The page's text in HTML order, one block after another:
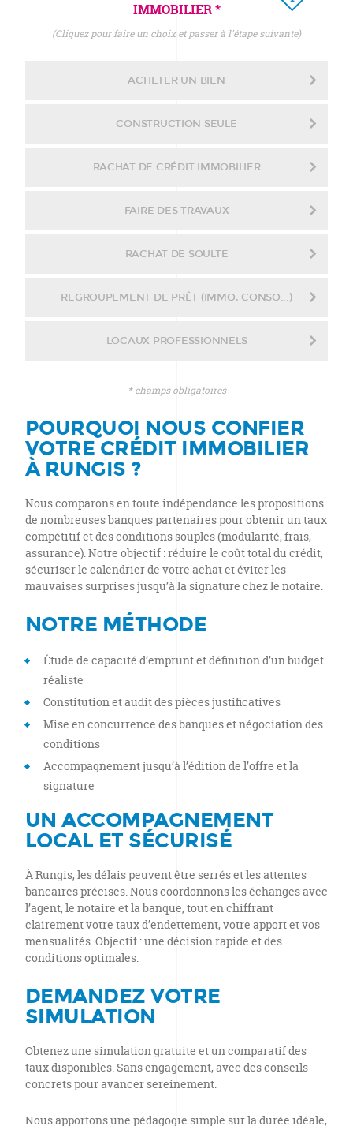
IMMOBILIER *
(cliquez pour faire un choix et passer à l'étape suivante)
ACHETER UN BIEN
CONSTRUCTION SEULE
RACHAT DE CRÉDIT IMMOBILIER
FAIRE DES TRAVAUX
RACHAT DE SOULTE
REGROUPEMENT DE PRÊT (IMMO, CONSO...)
LOCAUX PROFESSIONNELS
* champs obligatoires
POURQUOI NOUS CONFIER
VOTRE CRÉDIT IMMOBILIER
À RUNGIS ?
Nous comparons en toute indépendance les propositions
de nombreuses banques partenaires pour obtenir un taux
compétitif et des conditions souples (modularité, frais,
assurance). Notre objectif : réduire le coût total du crédit,
sécuriser le calendrier de votre achat et éviter les
mauvaises surprises jusqu’à la signature chez le notaire.
NOTRE MÉTHODE
Étude de capacité d’emprunt et définition d’un budget
réaliste
Constitution et audit des pièces justificatives
Mise en concurrence des banques et négociation des
conditions
Accompagnement jusqu’à l’édition de l’offre et la
signature
UN ACCOMPAGNEMENT
LOCAL ET SÉCURISÉ
À Rungis, les délais peuvent être serrés et les attentes
bancaires précises. Nous coordonnons les échanges avec
l’agent, le notaire et la banque, tout en chiffrant
clairement votre taux d’endettement, votre apport et vos
mensualités. Objectif : une décision rapide et des
conditions optimales.
DEMANDEZ VOTRE
SIMULATION
Obtenez une simulation gratuite et un comparatif des
taux disponibles. Sans engagement, avec des conseils
concrets pour avancer sereinement.
Nous apportons une pédagogie simple sur la durée idéale,